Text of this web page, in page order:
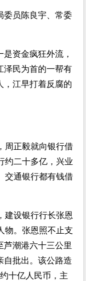
委员陈良宇、常委
资金疯狂外流，
泽民为首的一帮有
，江早打着反腐的
周正毅就向银行借
约二十多亿，兴业
交通银行都有钱借
建设银行行长张恩
物。张恩照不止支
芦潮港六十三公里
自批出。该公路造
十亿人民币，主